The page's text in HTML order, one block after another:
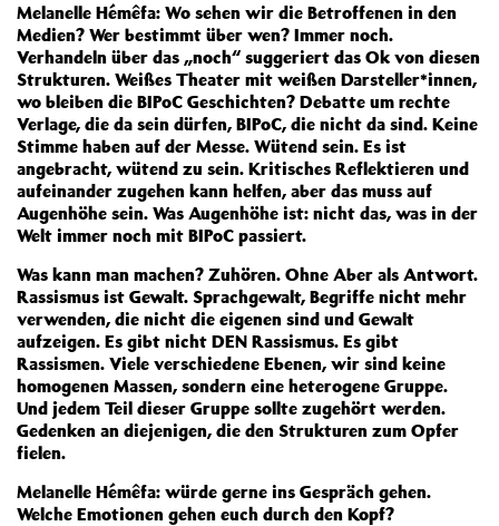
Melanelle Hémêfa: Wo sehen wir die Betroffenen in den
Medien? Wer bestimmt über wen? Immer noch.
Verhandeln über das „noch“ suggeriert das Ok von diesen
Strukturen. Weißes Theater mit weißen Darsteller*innen,
wo bleiben die BIPoC Geschichten? Debatte um rechte
Verlage, die da sein dürfen, BIPoC, die nicht da sind. Keine
Stimme haben auf der Messe. Wütend sein. Es ist
angebracht, wütend zu sein. Kritisches Reflektieren und
aufeinander zugehen kann helfen, aber das muss auf
Augenhöhe sein. Was Augenhöhe ist: nicht das, was in der
Welt immer noch mit BIPoC passiert.
Was kann man machen? Zuhören. Ohne Aber als Antwort.
Rassismus ist Gewalt. Sprachgewalt, Begriffe nicht mehr
verwenden, die nicht die eigenen sind und Gewalt
aufzeigen. Es gibt nicht DEN Rassismus. Es gibt
Rassismen. Viele verschiedene Ebenen, wir sind keine
homogenen Massen, sondern eine heterogene Gruppe.
Und jedem Teil dieser Gruppe sollte zugehört werden.
Gedenken an diejenigen, die den Strukturen zum Opfer
fielen.
Melanelle Hémêfa: würde gerne ins Gespräch gehen.
Welche Emotionen gehen euch durch den Kopf?